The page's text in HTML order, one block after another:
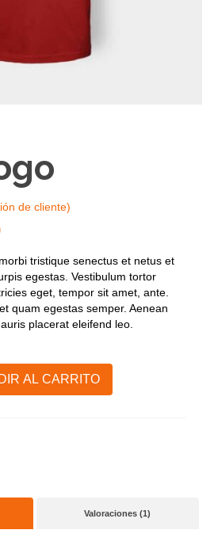
de cliente)
El
actual
es:
£18.00.
tristique senectus et netus et
egestas. Vestibulum tortor
eget, tempor sit amet, ante.
quam egestas semper. Aenean
placerat eleifend leo.
AL CARRITO
Valoraciones (1)